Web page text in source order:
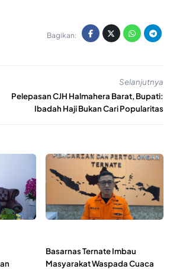
Bagikan:
Selanjutnya
Pelepasan CJH Halmahera Barat, Bupati:
Ibadah Haji Bukan Cari Popularitas
Basarnas Ternate Imbau
Masyarakat Waspada Cuaca